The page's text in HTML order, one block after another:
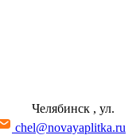
Челябинск , ул.
chel@novayaplitka.ru